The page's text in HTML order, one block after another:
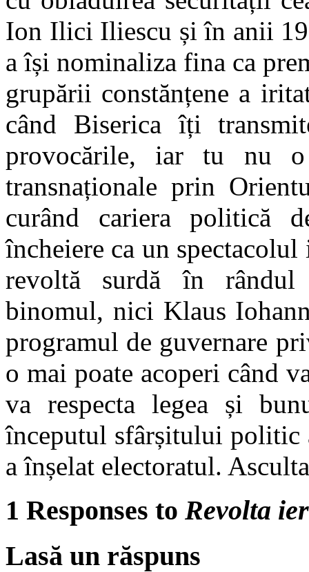
Ion Ilici Iliescu și în anii
a își nominaliza fina ca
grupării constănțene a
când Biserica îți
provocările, iar tu nu
transnaționale prin
curând cariera politică
încheiere ca un
revoltă surdă în
binomul, nici Klaus
programul de guvernare
o mai poate acoperi când
va respecta legea și
începutul sfârșitului politic
a înșelat electoratul.
1 Responses to Revolta
Lasă un răspuns